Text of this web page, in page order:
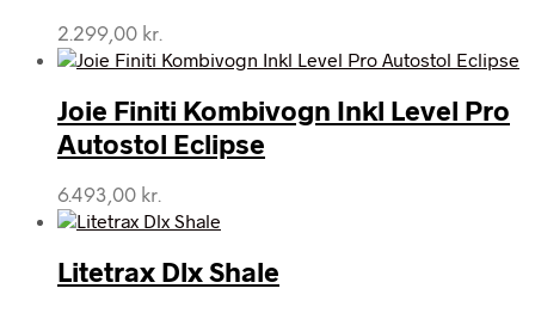
2.299,00 kr.
Joie Finiti Kombivogn Inkl Level Pro
Autostol Eclipse
6.493,00 kr.
Litetrax Dlx Shale